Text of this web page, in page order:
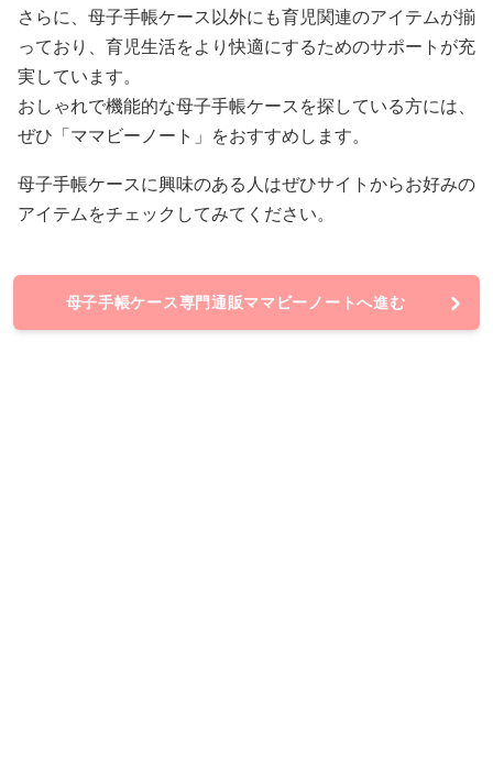
さらに、母子手帳ケース以外にも育児関連のアイテムが揃
っており、育児生活をより快適にするためのサポートが充
実しています。
おしゃれで機能的な母子手帳ケースを探している方には、
ぜひ「ママビーノート」をおすすめします。
母子手帳ケースに興味のある人はぜひサイトからお好みの
アイテムをチェックしてみてください。
母子手帳ケース専門通販ママビーノートへ進む